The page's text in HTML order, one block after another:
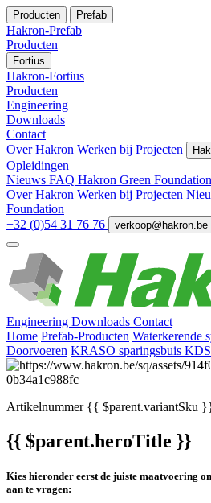
Producten Prefab
Hakron-Prefab
Producten
Fortius
Hakron-Fortius
Producten
Engineering
Downloads
Contact
Over Hakron Werken bij Projecten
Opleidingen
Nieuws FAQ Hakron Green Foundation
Over Hakron Werken bij Projecten
Foundation
+32 (0)54 31 76 76
verkoop@hakron.be
Engineering Downloads Contact
Home Prefab-Producten Waterkerende
Doorvoeren KRASO sparingsbuis
Artikelnummer{{ $parent.variantSku
{{ $parent.heroTitle }}
Kies hieronder eerst de juiste maatvoering
aan te vragen: